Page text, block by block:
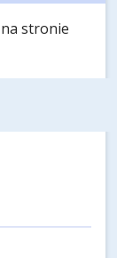
stronie